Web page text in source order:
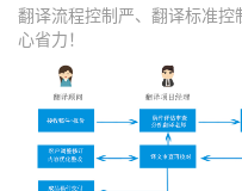
翻译流程控制严、翻译标准
心省力！